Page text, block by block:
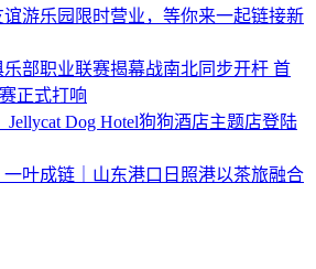
谊游乐园限时营业，等你来一起链接新
乐部职业联赛揭幕战南北同步开杆 首
正式打响
Jellycat Dog Hotel狗狗酒店主题店登陆
一叶成链｜山东港口日照港以茶旅融合